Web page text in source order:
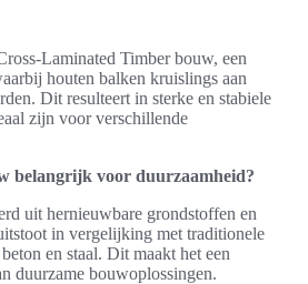
Laminated Timber bouw, een
houten balken kruislings aan
Dit resulteert in sterke en stabiele
zijn voor verschillende
belangrijk voor duurzaamheid?
uit hernieuwbare grondstoffen en
in vergelijking met traditionele
en staal. Dit maakt het een
duurzame bouwoplossingen.